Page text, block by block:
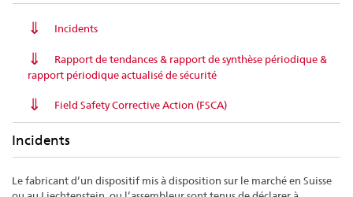
Incidents
Rapport de tendances & rapport de synthèse périodique &
rapport périodique actualisé de sécurité
Field Safety Corrective Action (FSCA)
Incidents
Le fabricant d’un dispositif mis à disposition sur le marché en Suisse